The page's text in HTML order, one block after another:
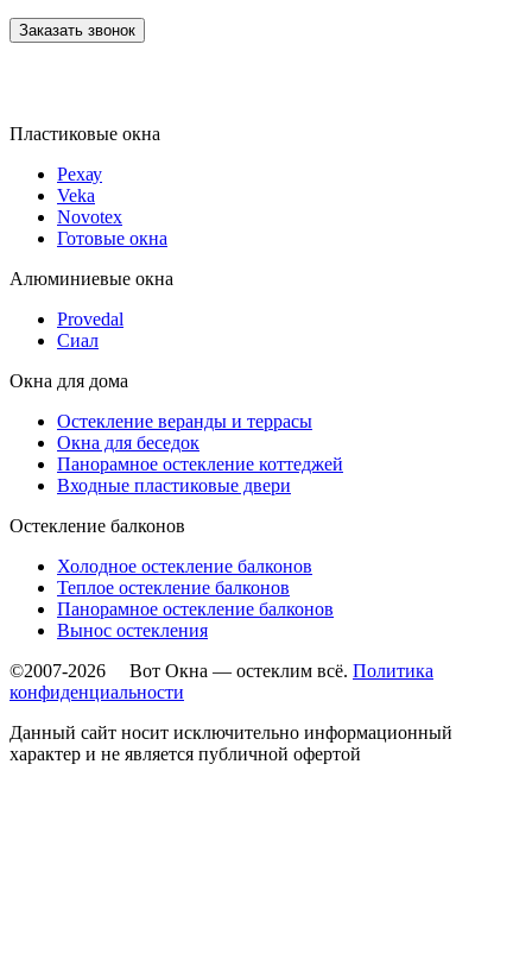
Заказать звонок
Пластиковые окна
Рехау
Veka
Novotex
Готовые окна
Алюминиевые окна
Provedal
Сиал
Окна для дома
Остекление веранды и террасы
Окна для беседок
Панорамное остекление коттеджей
Входные пластиковые двери
Остекление балконов
Холодное остекление балконов
Теплое остекление балконов
Панорамное остекление балконов
Вынос остекления
©2007-2026 Вот Окна — остеклим всё. Политика
конфиденциальности
Данный сайт носит исключительно информационный
характер и не является публичной офертой